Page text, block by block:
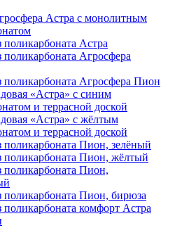
Астра с монолитным
поликарбоната Астра
поликарбоната Агросфера
поликарбоната Агросфера Пион
«Астра» с синим
и террасной доской
«Астра» с жёлтым
и террасной доской
поликарбоната Пион, зелёный
поликарбоната Пион, жёлтый
поликарбоната Пион,
поликарбоната Пион, бирюза
поликарбоната комфорт Астра